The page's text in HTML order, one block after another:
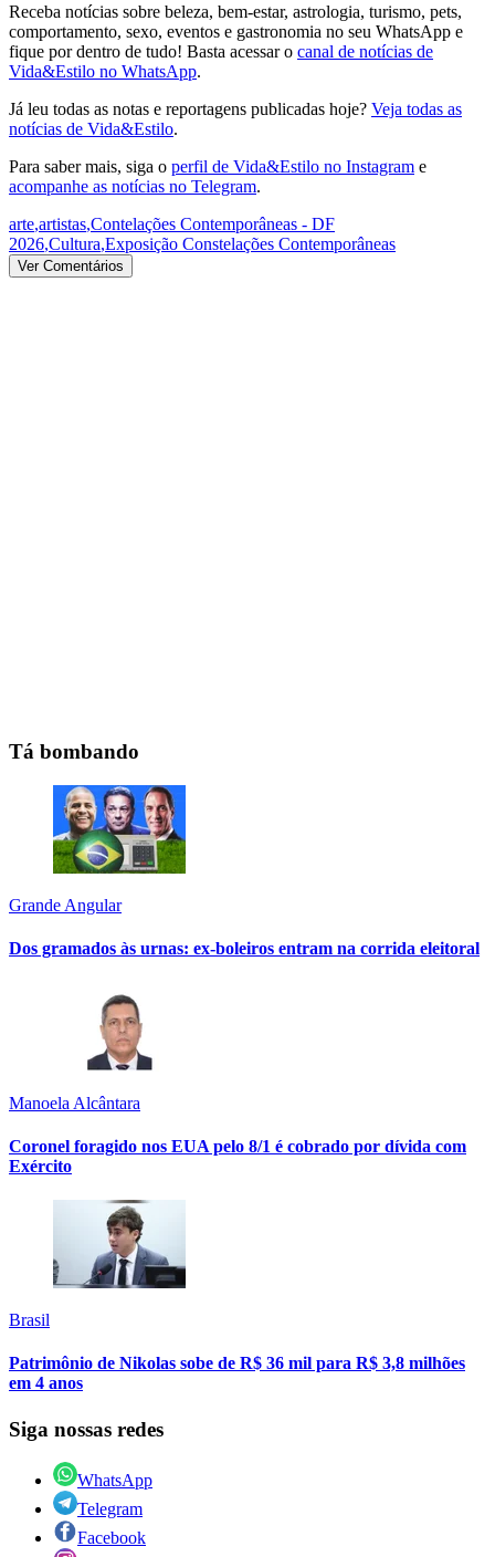
Receba notícias sobre beleza, bem-estar, astrologia, turismo, pets,
comportamento, sexo, eventos e gastronomia no seu WhatsApp e
fique por dentro de tudo! Basta acessar o canal de notícias de
Vida&Estilo no WhatsApp.
Já leu todas as notas e reportagens publicadas hoje? Veja todas as
notícias de Vida&Estilo.
Para saber mais, siga o perfil de Vida&Estilo no Instagram e
acompanhe as notícias no Telegram.
arte,artistas,Contelações Contemporâneas - DF
2026,Cultura,Exposição Constelações Contemporâneas
Ver Comentários
Tá bombando
Grande Angular
Dos gramados às urnas: ex-boleiros entram na corrida eleitoral
Manoela Alcântara
Coronel foragido nos EUA pelo 8/1 é cobrado por dívida com
Exército
Brasil
Patrimônio de Nikolas sobe de R$ 36 mil para R$ 3,8 milhões
em 4 anos
Siga nossas redes
WhatsApp
Telegram
Facebook